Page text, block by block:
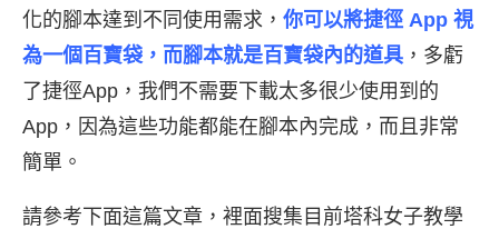
化的腳本達到不同使用需求， 你可以將捷徑 App 視
為一個百寶袋，而腳本就是百寶袋內的道具 ，多虧
了捷徑App，我們不需要下載太多很少使用到的
App，因為這些功能都能在腳本內完成，而且非常
簡單。
請參考下面這篇文章，裡面搜集目前塔科女子教學